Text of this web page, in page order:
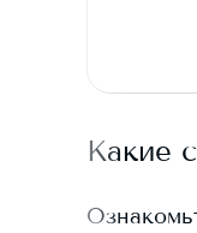
Какие